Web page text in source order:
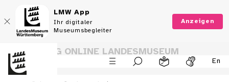
LMW App
Ihr digitaler
Museumsbegleiter
Anzeigen
En
SAMMLUNG ONLINE LANDESMUSEUM
WÜRTTEMBERG